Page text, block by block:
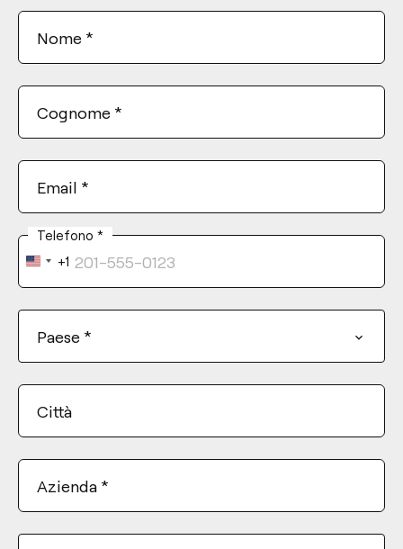
Nome *
Cognome *
Email *
Telefono *
United
States
+1
Paese *
Città
Azienda *